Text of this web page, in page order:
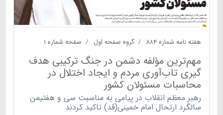
هفته نامه شماره ۸۸۴ گروه صفحه اول صفحه شماره ۱
مهم‌ترین مؤلفه دشمن در جنگ ترکیبی هدف
گیری تاب‌آوری مردم و ایجاد اختلال در
محاسبات مسئولان کشور
رهبر معظم انقلاب در پیامی به مناسبت سی و هفتیمن
سالگرد ارتحال امام خمینی(قد) تاکید کردند